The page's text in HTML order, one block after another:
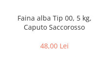
Organizare si depozitare
Cutii depozitare
Umerase pentru haine si
Consumabile sanitare
Uniforme medicale de unica
Faina alba Tip 00, 5 kg,
Caputo Saccorosso
48,00 Lei